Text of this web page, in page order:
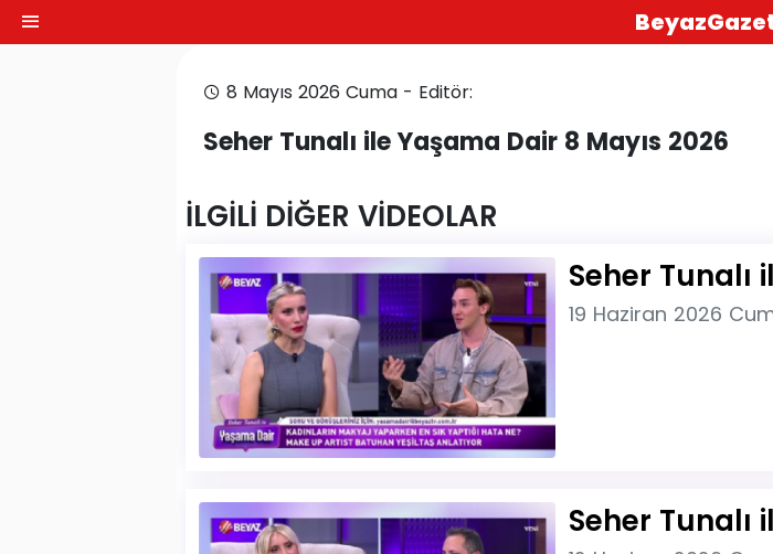
8 Mayıs 2026 Cuma - Editör:
Seher Tunalı ile Yaşama Dair 8 Mayıs 2026
İLGİLİ DİĞER VİDEOLAR
Seher Tunalı
19 Haziran 2026
Seher Tunalı